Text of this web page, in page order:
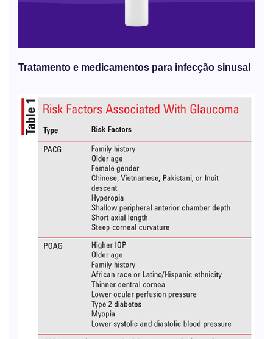
Tratamento e medicamentos para infecção sinusal